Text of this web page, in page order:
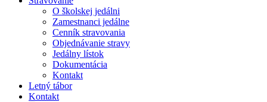
O školskej jedálni
Zamestnanci jedálne
Cenník stravovania
Objednávanie stravy
Jedálny lístok
Dokumentácia
Kontakt
Letný tábor
Kontakt